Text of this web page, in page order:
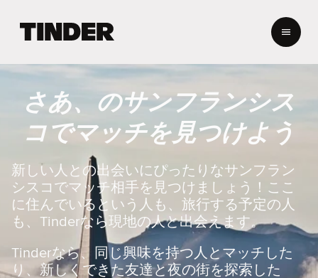
d
r
ー
ペ
ー
ジ
さあ、のサンフランシス
コでマッチを見つけよう
新しい人との出会いにぴったりなサンフラン
シスコでマッチ相手を見つけましょう！ここ
に住んでいるという人も、旅行する予定の人
も、Tinderなら現地の人と出会えます。
Tinderなら、同じ興味を持つ人とマッチした
り、新しくできた友達と夜の街を探索した